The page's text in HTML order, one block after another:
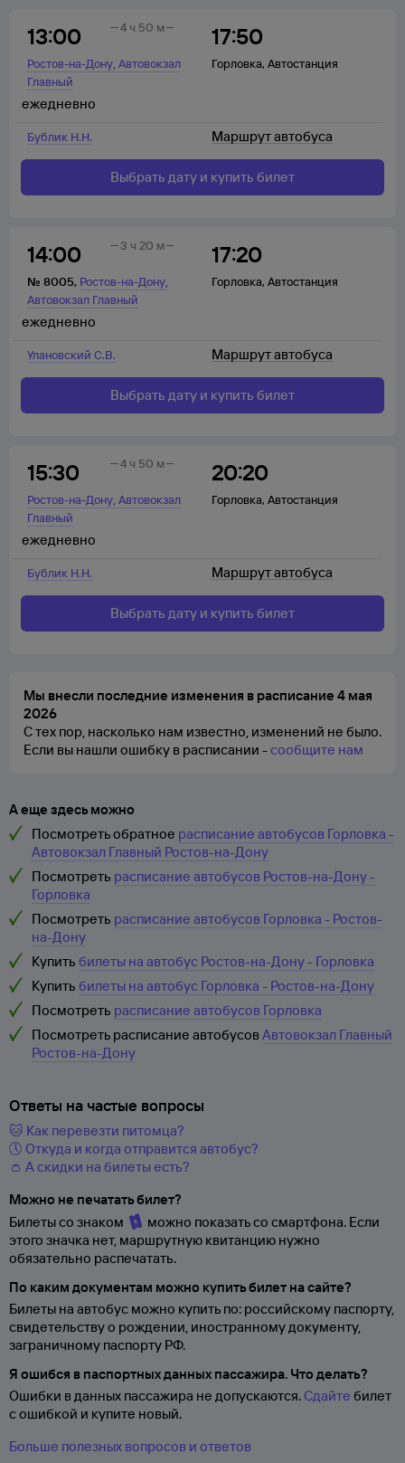
13:00
Ростов-на-Дону,Автовокзал
Главный
17:50
Горловка, Автостанция
4 ч 50 м
Бублик Н.Н.
ежедневно
Маршрут автобуса
Выбрать дату и купить билет
14:00
№ 8005, Ростов-на-Дону,
Автовокзал Главный
17:20
Горловка, Автостанция
3 ч 20 м
Улановский С.В.
ежедневно
Маршрут автобуса
Выбрать дату и купить билет
15:30
Ростов-на-Дону,Автовокзал
Главный
20:20
Горловка, Автостанция
4 ч 50 м
Бублик Н.Н.
ежедневно
Маршрут автобуса
Выбрать дату и купить билет
Мы внесли последние изменения в расписание 4 мая
2026
С тех пор, насколько нам известно, изменений не было.
Если вы нашли ошибку в расписании -сообщите нам
А еще здесь можно
Посмотреть обратное расписание автобусов Горловка -
Автовокзал Главный Ростов-на-Дону
Посмотреть расписание автобусов Ростов-на-Дону -
Горловка
Посмотреть расписание автобусов Горловка - Ростов-
на-Дону
Купить билеты на автобус Ростов-на-Дону - Горловка
Купить билеты на автобус Горловка - Ростов-на-Дону
Посмотреть расписание автобусов Горловка
Посмотреть расписание автобусовАвтовокзал Главный
Ростов-на-Дону
Ответы на частые вопросы
🐱 Как перевезти питомца?
🕔 Откуда и когда отправится автобус?
👛 А скидки на билеты есть?
Можно не печатать билет?
Билеты со знаком
можно показать со смартфона. Если
этого значка нет, маршрутную квитанцию нужно
обязательно распечатать.
По каким документам можно купить билет на сайте?
Билеты на автобус можно купить по: российскому паспорту,
свидетельству о рождении, иностранному документу,
заграничному паспорту РФ.
Я ошибся в паспортных данных пассажира. Что делать?
Ошибки в данных пассажира не допускаются. Сдайте билет
с ошибкой и купите новый.
Больше полезных вопросов и ответов